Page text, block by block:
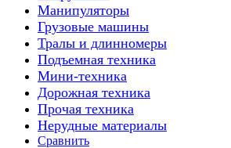
Манипуляторы
Грузовые машины
Тралы и длинномеры
Подъемная техника
Мини-техника
Дорожная техника
Прочая техника
Нерудные материалы
Сравнить